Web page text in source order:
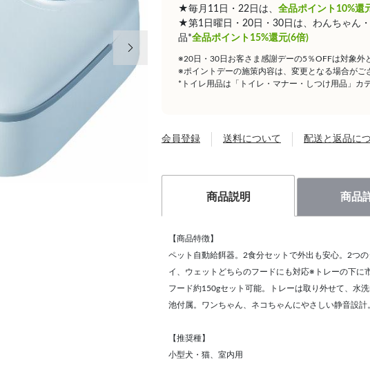
★毎月11日・22日は、 全品ポイント10%還
★第1日曜日・20日・30日は、わんちゃん
品*全品ポイント15%還元(6倍)
※20日・30日お客さま感謝デーの5％OFFは対象外
※ポイントデーの施策内容は、変更となる場合がご
*トイレ用品は「トイレ・マナー・しつけ用品」カ
会員登録 送料について 配送と返品に
商品説明 商品
【商品特徴】
ペット自動給餌器。2食分セットで外出も安心。2つ
イ、ウェットどちらのフードにも対応※トレーの下に
フード約150gセット可能。トレーは取り外せて、水
池付属。ワンちゃん、ネコちゃんにやさしい静音設計
【推奨種】
小型犬・猫、室内用